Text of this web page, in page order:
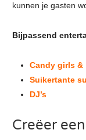
kunnen je gasten
Bijpassend
Candy girls &
Suikertante
DJ’s
Creëer